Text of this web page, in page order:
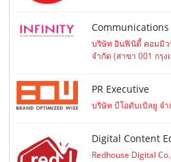
บริษัท อินฟินิตี้ คอมมิ
จำกัด (สาขา 001 กรุง
PR Executive
บริษัท บีโอดับเบิลยู จำ
Digital Content
Redhouse Digital